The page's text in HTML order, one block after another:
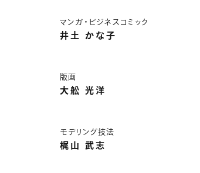
マンガ・ビジネスコミック
井土 かな子
版画
大舩 光洋
モデリング技法
梶山 武志